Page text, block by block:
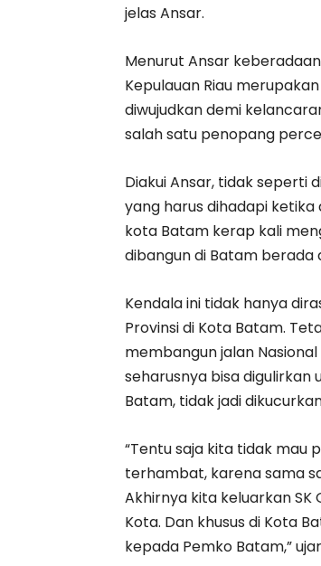
jelas Ansar.
Menurut Ansar
Kepulauan Riau
diwujudkan demi
salah satu penopang
Diakui Ansar, tidak seperti
yang harus dihadapi
kota Batam kerap kali
dibangun di Batam berada
Kendala ini tidak hanya
Provinsi di Kota Batam.
membangun jalan Nasional
seharusnya bisa
Batam, tidak jadi
“Tentu saja kita tidak mau
terhambat, karena sama
Akhirnya kita keluarkan
Kota. Dan khusus di Kota
kepada Pemko Batam,”